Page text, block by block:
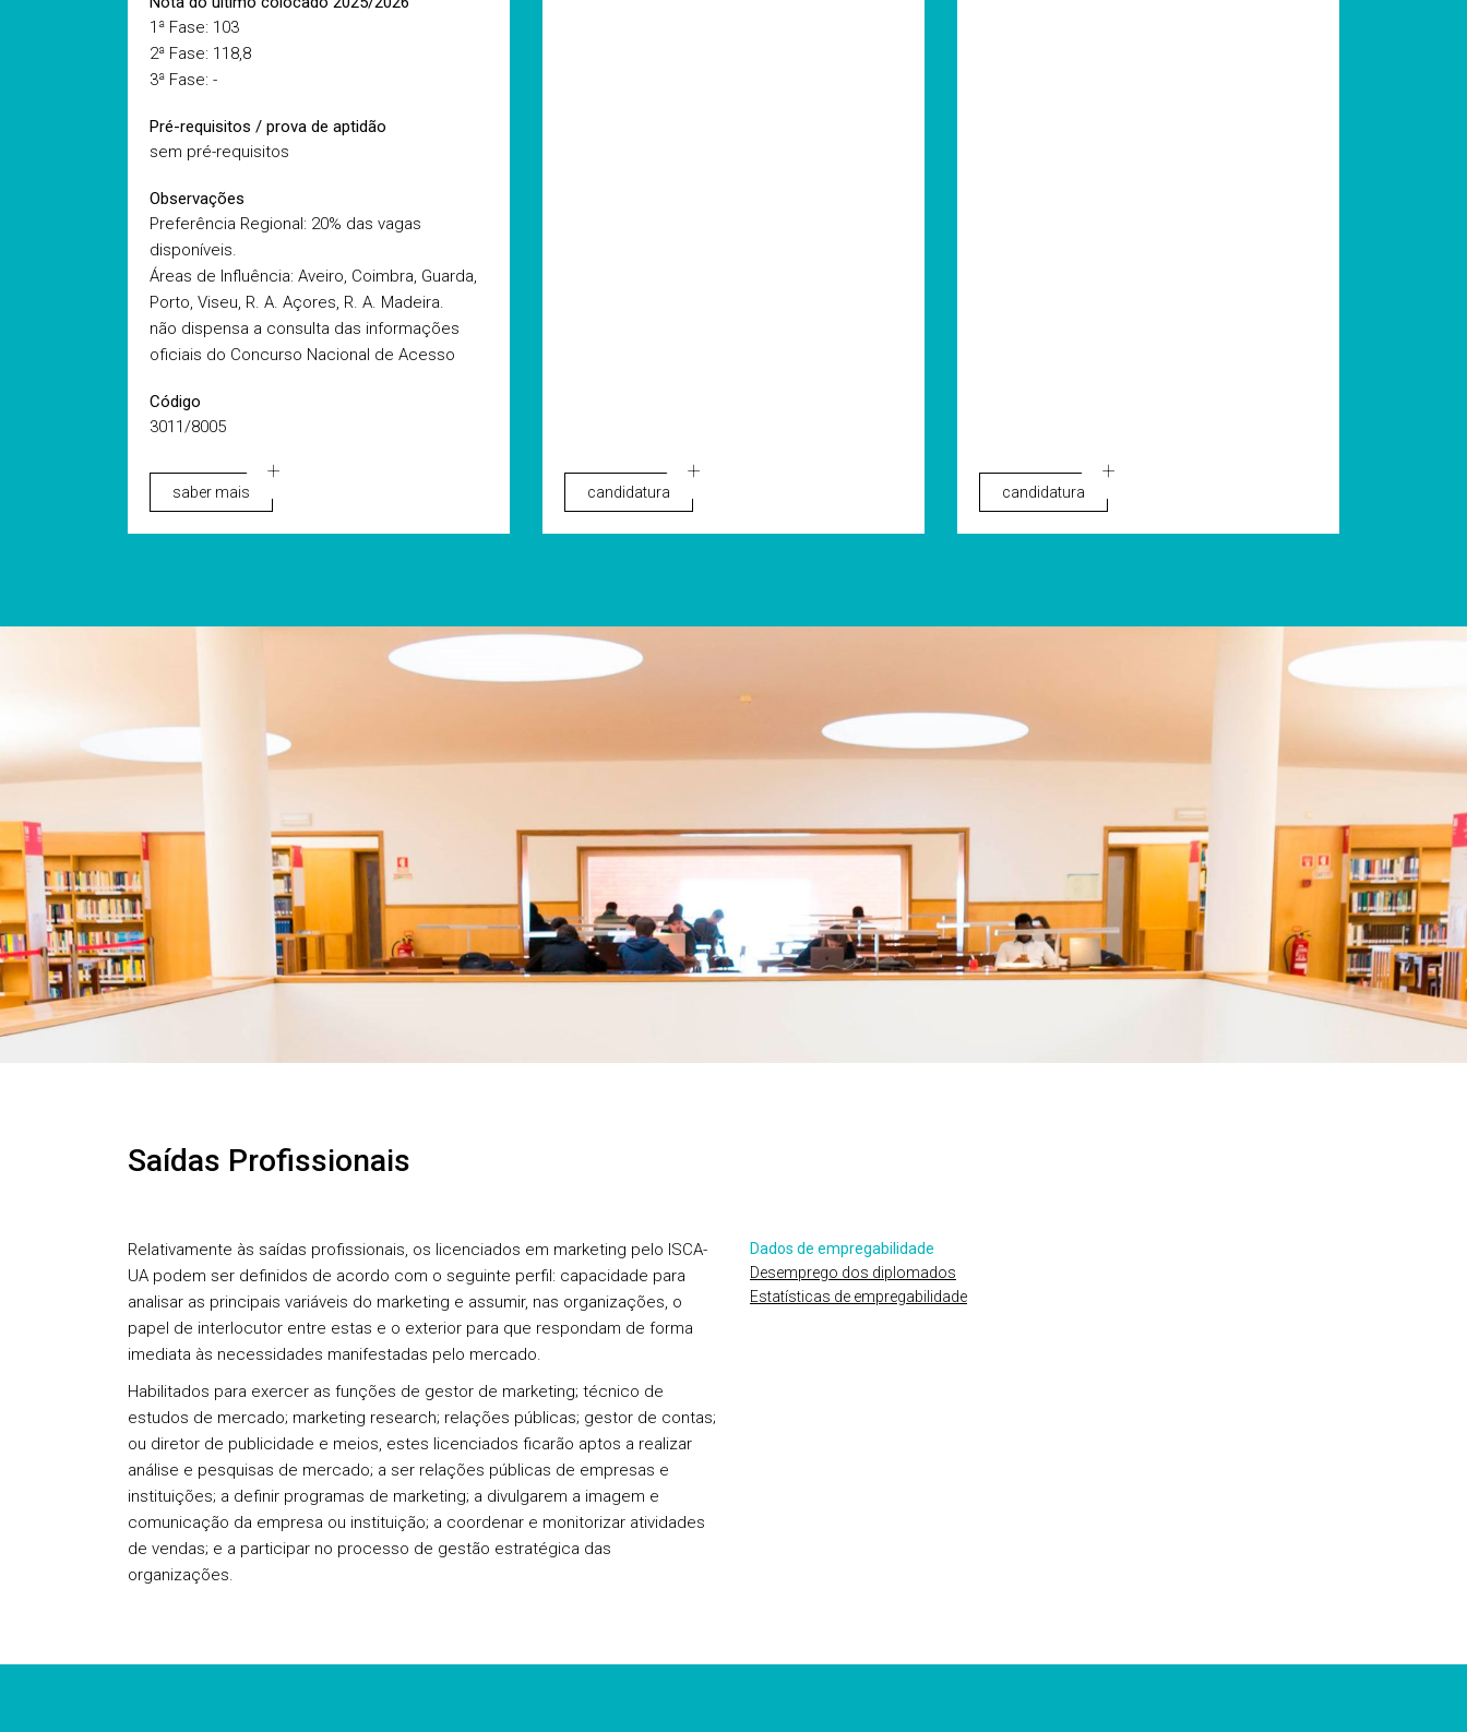
1ª Fase: 103
2ª Fase: 118,8
3ª Fase: -
Pré-requisitos / prova de aptidão
sem pré-requisitos
Observações
Preferência Regional: 20% das vagas
disponíveis.
Áreas de Influência: Aveiro, Coimbra, Guarda,
Porto, Viseu, R. A. Açores, R. A. Madeira.
não dispensa a consulta das informações
oficiais do Concurso Nacional de Acesso
Código
3011/8005
saber mais candidatura candidatura
Saídas Profissionais
Relativamente às saídas profissionais, os licenciados em marketing pelo ISCA-
UA podem ser definidos de acordo com o seguinte perfil: capacidade para
analisar as principais variáveis do marketing e assumir, nas organizações, o
papel de interlocutor entre estas e o exterior para que respondam de forma
imediata às necessidades manifestadas pelo mercado.
Habilitados para exercer as funções de gestor de marketing; técnico de
estudos de mercado; marketing research; relações públicas; gestor de contas;
ou diretor de publicidade e meios, estes licenciados ficarão aptos a realizar
análise e pesquisas de mercado; a ser relações públicas de empresas e
instituições; a definir programas de marketing; a divulgarem a imagem e
comunicação da empresa ou instituição; a coordenar e monitorizar atividades
de vendas; e a participar no processo de gestão estratégica das
organizações.
Dados de empregabilidade
Desemprego dos diplomados
Estatísticas de empregabilidade